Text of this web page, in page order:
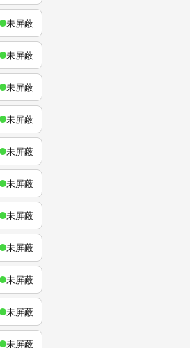
未屏蔽
未屏蔽
未屏蔽
未屏蔽
未屏蔽
未屏蔽
未屏蔽
未屏蔽
未屏蔽
未屏蔽
未屏蔽